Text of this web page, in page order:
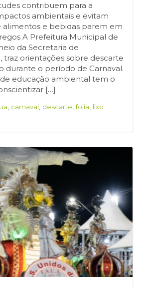
contribuem para a
ambientais e evitam
alimentos e bebidas parem em
A Prefeitura Municipal de
da Secretaria de
traz orientações sobre descarte
durante o período de Carnaval.
educação ambiental tem o
[…]
carnaval descarte ,folia lixo